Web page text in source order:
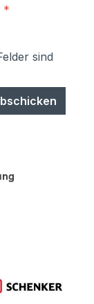
*
sind